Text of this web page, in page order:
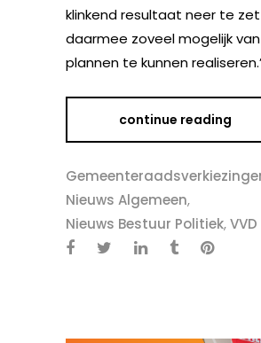
klinkend resultaat neer te
daarmee zoveel mogelijk
plannen te kunnen
continue reading
Nieuws Algemeen,
Nieuws Bestuur Politiek,VVD